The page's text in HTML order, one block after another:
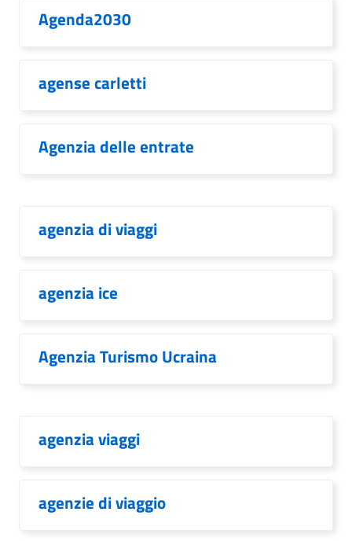
Agenda2030
agense carletti
Agenzia delle entrate
agenzia di viaggi
agenzia ice
Agenzia Turismo Ucraina
agenzia viaggi
agenzie di viaggio